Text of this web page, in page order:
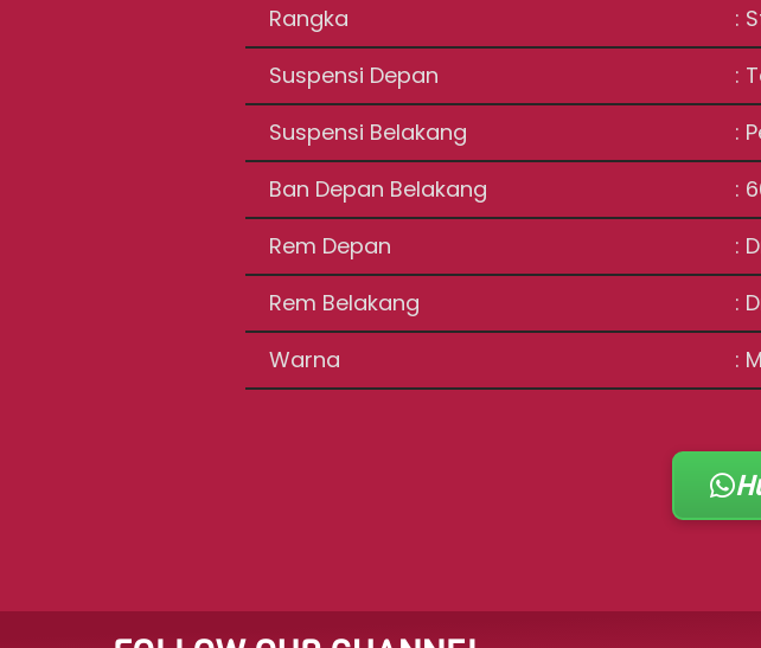
Rangka
:
Suspensi Depan
:
Suspensi Belakang
:
Ban Depan Belakang
:
Rem Depan
:
Rem Belakang
:
Warna
: